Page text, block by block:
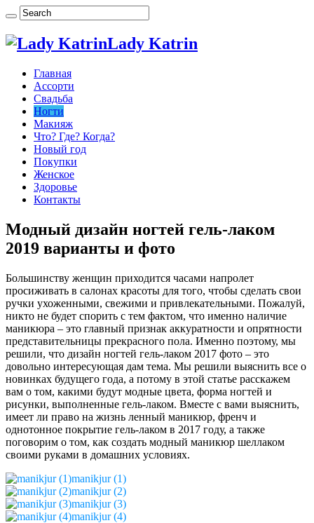
Lady Katrin
Главная
Ассорти
Свадьба
Ногти
Макияж
Что? Где? Когда?
Новый год
Покупки
Женское
Здоровье
Контакты
Модный дизайн ногтей гель-лаком
2019 варианты и фото
Большинству женщин приходится часами напролет
просиживать в салонах красоты для того, чтобы сделать свои
ручки ухоженными, свежими и привлекательными. Пожалуй,
никто не будет спорить с тем фактом, что именно наличие
маникюра – это главный признак аккуратности и опрятности
представительницы прекрасного пола. Именно поэтому, мы
решили, что дизайн ногтей гель-лаком 2017 фото – это
довольно интересующая дам тема. Мы решили выяснить все о
новинках будущего года, а потому в этой статье расскажем
вам о том, какими будут модные цвета, форма ногтей и
рисунки, выполненные гель-лаком. Вместе с вами выяснить,
имеет ли право на жизнь ленный маникюр, френч и
однотонное покрытие гель-лаком в 2017 году, а также
поговорим о том, как создать модный маникюр шеллаком
своими руками в домашних условиях.
manikjur (1)
manikjur (2)
manikjur (3)
manikjur (4)